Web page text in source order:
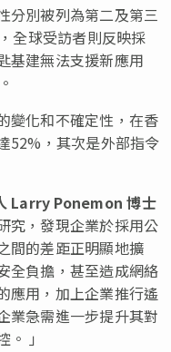
分別被列為第二及第三
全球受訪者則反映採
基建無法支援新應用
變化和不確定性，在香
52%，其次是外部指令
Larry Ponemon博士
究，發現企業於採用公
間的差距正明顯地擴
全負擔，甚至造成網絡
應用，加上企業推行遙
業急需進一步提升其對
」